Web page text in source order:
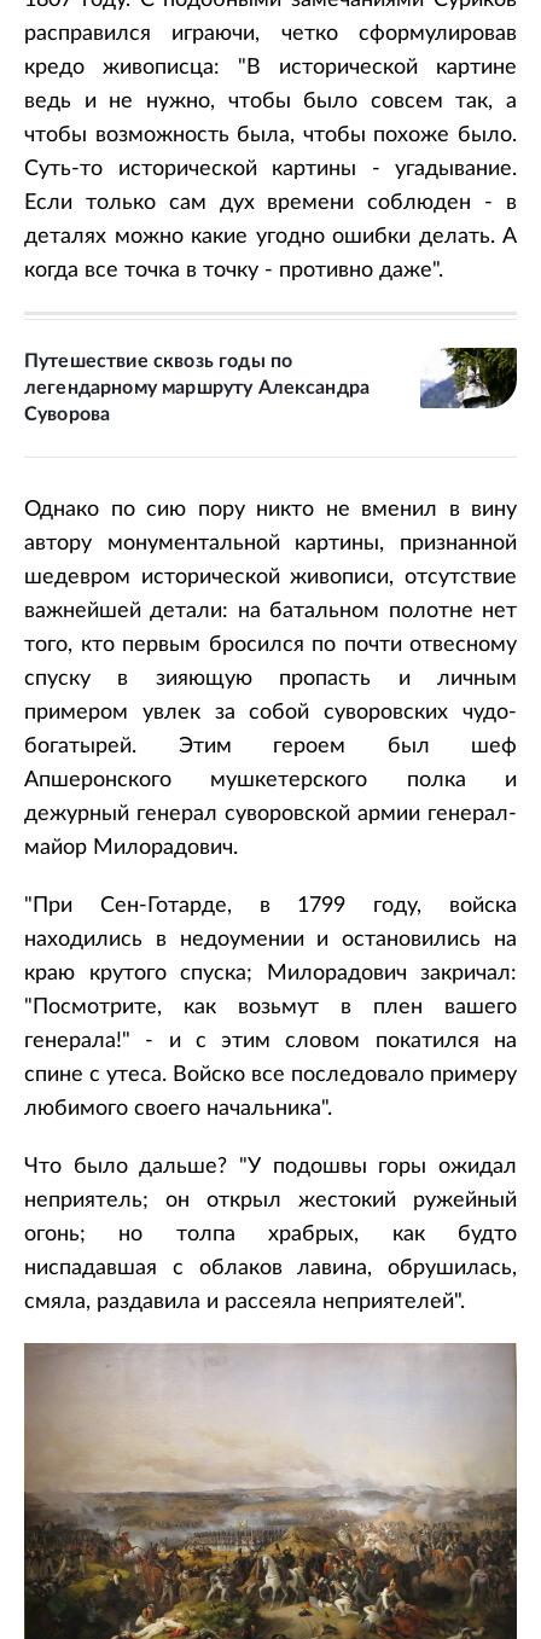
расправился играючи, четко сформулировав
кредо живописца: "В исторической картине
ведь и не нужно, чтобы было совсем так, а
чтобы возможность была, чтобы похоже было.
Суть-то исторической картины - угадывание.
Если только сам дух времени соблюден - в
деталях можно какие угодно ошибки делать. А
когда все точка в точку - противно даже".
Путешествие сквозь годы по
легендарному маршруту Александра
Суворова
Однако по сию пору никто не вменил в вину
автору монументальной картины, признанной
шедевром исторической живописи, отсутствие
важнейшей детали: на батальном полотне нет
того, кто первым бросился по почти отвесному
спуску в зияющую пропасть и личным
примером увлек за собой суворовских чудо-
богатырей. Этим героем был шеф
Апшеронского мушкетерского полка и
дежурный генерал суворовской армии генерал-
майор Милорадович.
"При Сен-Готарде, в 1799 году, войска
находились в недоумении и остановились на
краю крутого спуска; Милорадович закричал:
"Посмотрите, как возьмут в плен вашего
генерала!" - и с этим словом покатился на
спине с утеса. Войско все последовало примеру
любимого своего начальника".
Что было дальше? "У подошвы горы ожидал
неприятель; он открыл жестокий ружейный
огонь; но толпа храбрых, как будто
ниспадавшая с облаков лавина, обрушилась,
смяла, раздавила и рассеяла неприятелей".